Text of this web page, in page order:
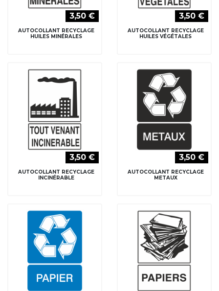
3,50 €
AUTOCOLLANT RECYCLAGE
HUILES MINÉRALES
3,50 €
AUTOCOLLANT RECYCLAGE
HUILES VÉGÉTALES
3,50 €
AUTOCOLLANT RECYCLAGE
INCINÉRABLE
3,50 €
AUTOCOLLANT RECYCLAGE
METAUX